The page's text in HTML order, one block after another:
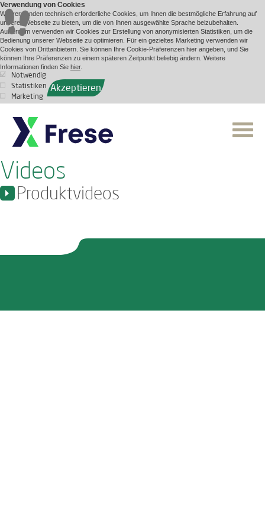
Verwendung von Cookies
Wir verwenden technisch erforderliche Cookies, um Ihnen die bestmögliche Erfahrung auf
unserer Webseite zu bieten, um die von Ihnen ausgewählte Sprache beizubehalten.
Außerdem verwenden wir Cookies zur Erstellung von anonymisierten Statistiken, um die
Bedienung unserer Webseite zu optimieren. Für ein gezieltes Marketing verwenden wir
Cookies von Drittanbietern. Sie können Ihre Cookie-Präferenzen hier angeben, und Sie
können Ihre Präferenzen zu einem späteren Zeitpunkt beliebig ändern. Weitere
Informationen finden Sie hier.
Notwendig
Statistiken
Marketing
Akzeptieren
Videos
Produktvideos